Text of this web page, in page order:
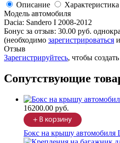
Описание Характеристика
Модель автомобиля
Dacia: Sandero I 2008-2012
Бонус за отзыв: 30.00 руб.
(необходимо зарегистрироваться
Отзыв
Зарегистрируйтесь, чтобы
Сопутствующие
16200.00 руб.
Бокс на крышу автомобиля